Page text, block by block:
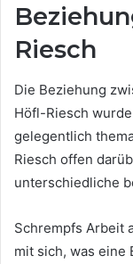
Riesch
Die Beziehung
Höfl-Riesch
gelegentlich
Riesch offen
unterschiedliche
Schrempfs Arbeit
mit sich, was eine